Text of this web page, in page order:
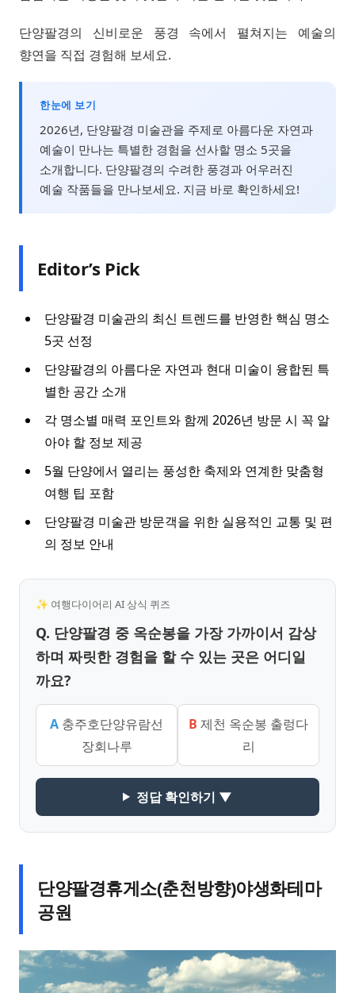
단양팔경의 신비로운 풍경 속에서 펼쳐지는 예술의
향연을 직접 경험해 보세요.
한눈에 보기
2026년, 단양팔경 미술관을 주제로 아름다운 자연과
예술이 만나는 특별한 경험을 선사할 명소 5곳을
소개합니다. 단양팔경의 수려한 풍경과 어우러진
예술 작품들을 만나보세요. 지금 바로 확인하세요!
Editor’s Pick
단양팔경 미술관의 최신 트렌드를 반영한 핵심 명소
5곳 선정
단양팔경의 아름다운 자연과 현대 미술이 융합된 특
별한 공간 소개
각 명소별 매력 포인트와 함께 2026년 방문 시 꼭 알
아야 할 정보 제공
5월 단양에서 열리는 풍성한 축제와 연계한 맞춤형
여행 팁 포함
단양팔경 미술관 방문객을 위한 실용적인 교통 및 편
의 정보 안내
✨ 여행다이어리 AI 상식 퀴즈
Q. 단양팔경 중 옥순봉을 가장 가까이서 감상
하며 짜릿한 경험을 할 수 있는 곳은 어디일
까요?
A 충주호단양유람선
장회나루
B 제천 옥순봉 출렁다
리
정답 확인하기 ▼
단양팔경휴게소(춘천방향)야생화테마
공원